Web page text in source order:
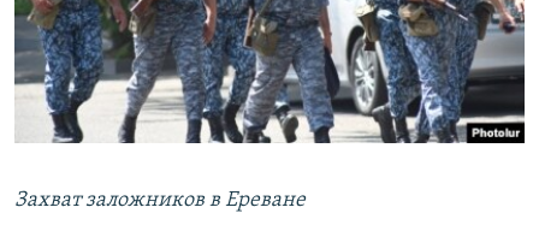
Захват заложников в Ереване